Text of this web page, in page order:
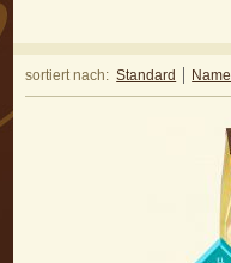
sortiert nach: Standard Name